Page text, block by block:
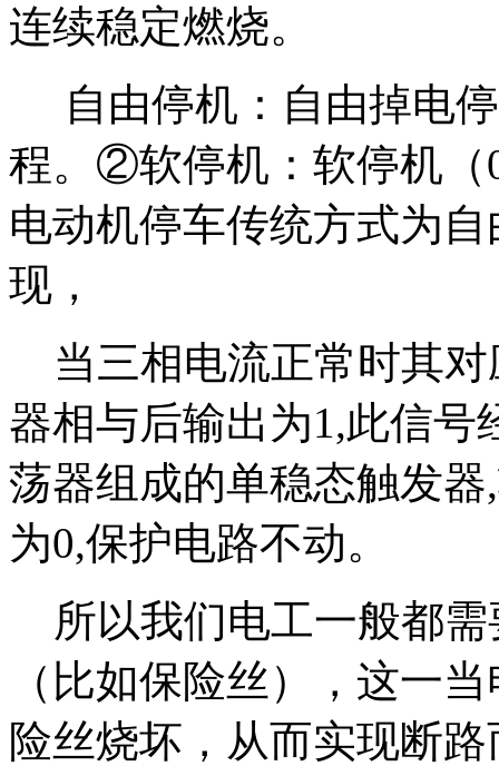
连续稳定燃烧。
自由停机：自由掉电
程。②软停机：软停机（
电动机停车传统方式为
现，
当三相电流正常时其对
器相与后输出为1,此信
荡器组成的单稳态触发
为0,保护电路不动。
所以我们电工一般都需
（比如保险丝），这一
险丝烧坏，从而实现断